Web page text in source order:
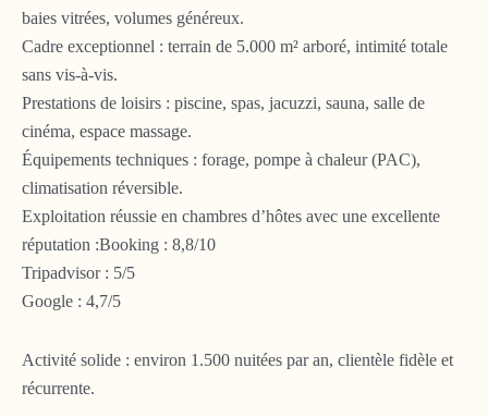
baies vitrées, volumes généreux.
Cadre exceptionnel : terrain de 5.000 m² arboré, intimité totale
sans vis-à-vis.
Prestations de loisirs : piscine, spas, jacuzzi, sauna, salle de
cinéma, espace massage.
Équipements techniques : forage, pompe à chaleur (PAC),
climatisation réversible.
Exploitation réussie en chambres d’hôtes avec une excellente
réputation :Booking : 8,8/10
Tripadvisor : 5/5
Google : 4,7/5
Activité solide : environ 1.500 nuitées par an, clientèle fidèle et
récurrente.